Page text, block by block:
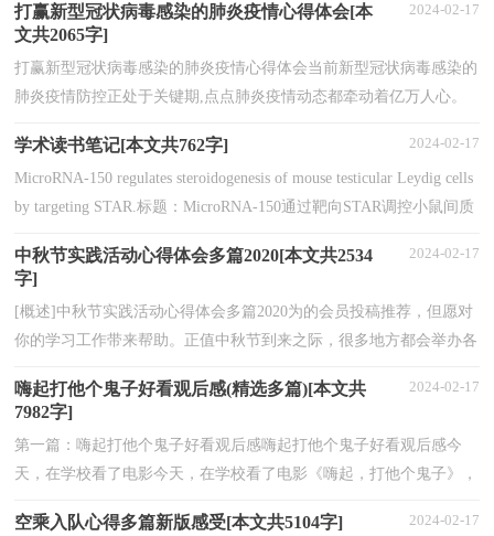
打赢新型冠状病毒感染的肺炎疫情心得体会[本
文共2065字]
2024-02-17
打赢新型冠状病毒感染的肺炎疫情心得体会当前新型冠状病毒感染的
肺炎疫情防控正处于关键期,点点肺炎疫情动态都牵动着亿万人心。
学术读书笔记[本文共762字] 2024-02-17
MicroRNA-150 regulates steroidogenesis of mouse testicular Leydig cells
by targeting STAR.标题：MicroRNA-150通过靶向STAR调控小鼠间质
中秋节实践活动心得体会多篇2020[本文共2534
字]
2024-02-17
[概述]中秋节实践活动心得体会多篇2020为的会员投稿推荐，但愿对
你的学习工作带来帮助。正值中秋节到来之际，很多地方都会举办各
嗨起打他个鬼子好看观后感(精选多篇)[本文共
7982字]
2024-02-17
第一篇：嗨起打他个鬼子好看观后感嗨起打他个鬼子好看观后感今
天，在学校看了电影今天，在学校看了电影《嗨起，打他个鬼子》，
空乘入队心得多篇新版感受[本文共5104字] 2024-02-17